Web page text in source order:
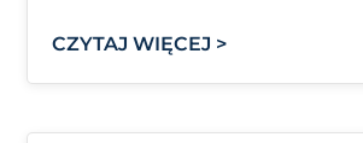
CZYTAJ WIĘCEJ >